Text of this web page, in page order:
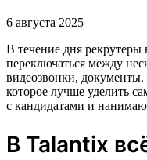
6 августа 2025
В течение дня
переключаться между
видеозвонки,
которое лучше уделить
с кандидатами и
В Talantix